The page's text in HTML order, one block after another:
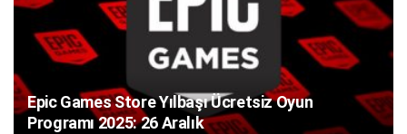
Epic Games Store Yılbaşı Ücretsiz Oyun
Programı 2025: 26 Aralık